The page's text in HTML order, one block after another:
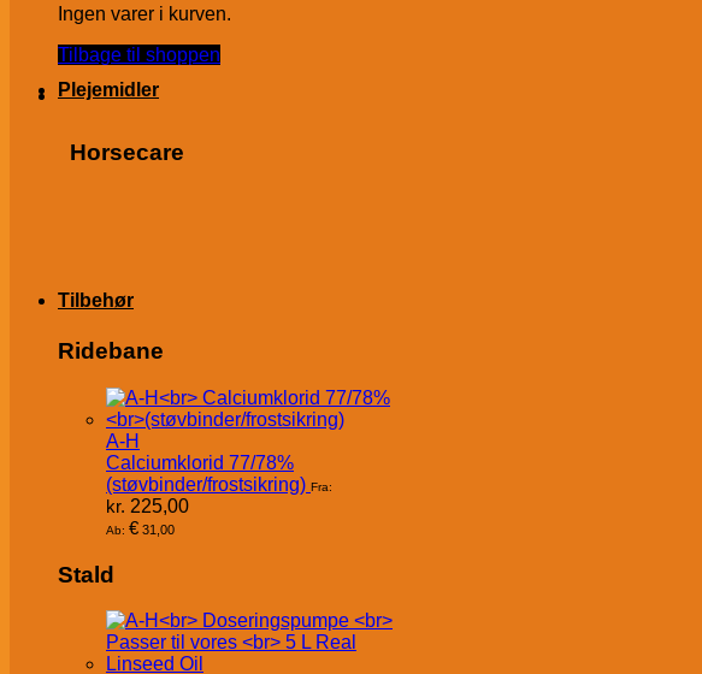
Ingen varer i kurven.
Tilbage til shoppen
Plejemidler
Horsecare
Tilbehør
Ridebane
A-H
Calciumklorid 77/78%
(støvbinder/frostsikring) Fra:
kr. 225,00
Ab: € 31,00
Stald